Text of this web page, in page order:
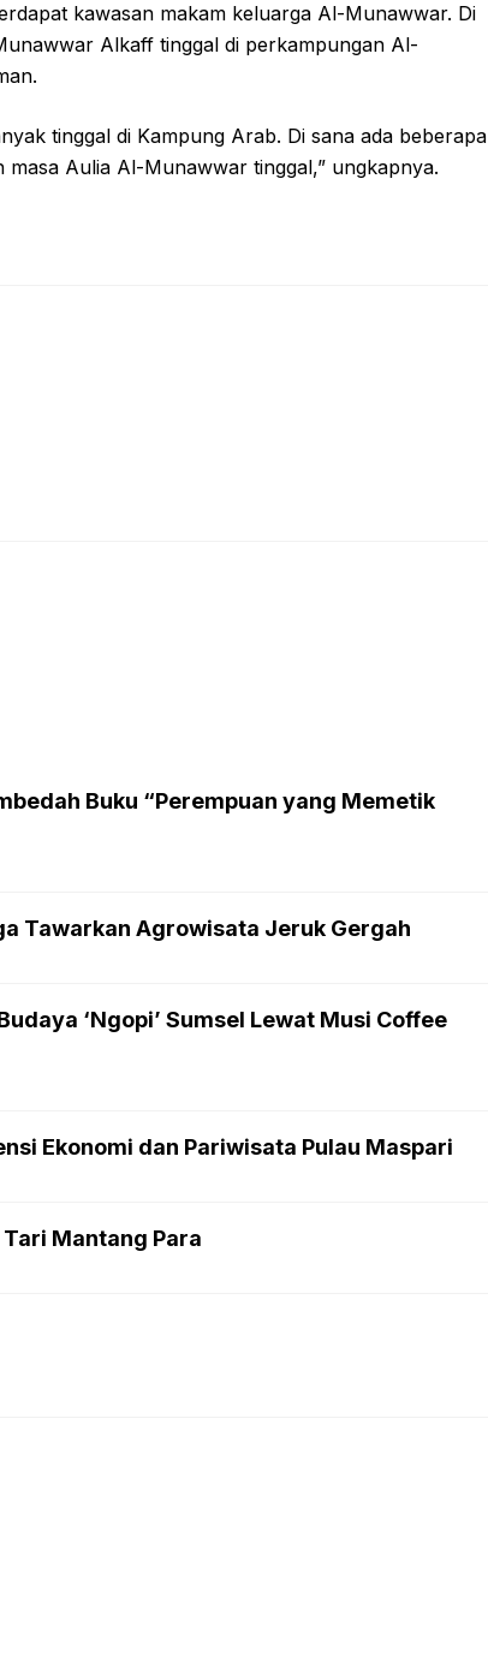
kawasan makam keluarga Al-Munawwar. Di
Alkaff tinggal di perkampungan Al-
tinggal di Kampung Arab. Di sana ada beberapa
Aulia Al-Munawwar tinggal,” ungkapnya.
Buku “Perempuan yang Memetik
Tawarkan Agrowisata Jeruk Gergah
‘Ngopi’ Sumsel Lewat Musi Coffee
Ekonomi dan Pariwisata Pulau Maspari
Mantang Para